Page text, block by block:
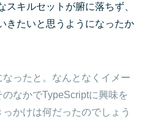
スキルセットが腑に落ちず、
きたいと思うようになったか
ったと。なんとなくイメー
なかでTypeScriptに興味を
かけは何だったのでしょう